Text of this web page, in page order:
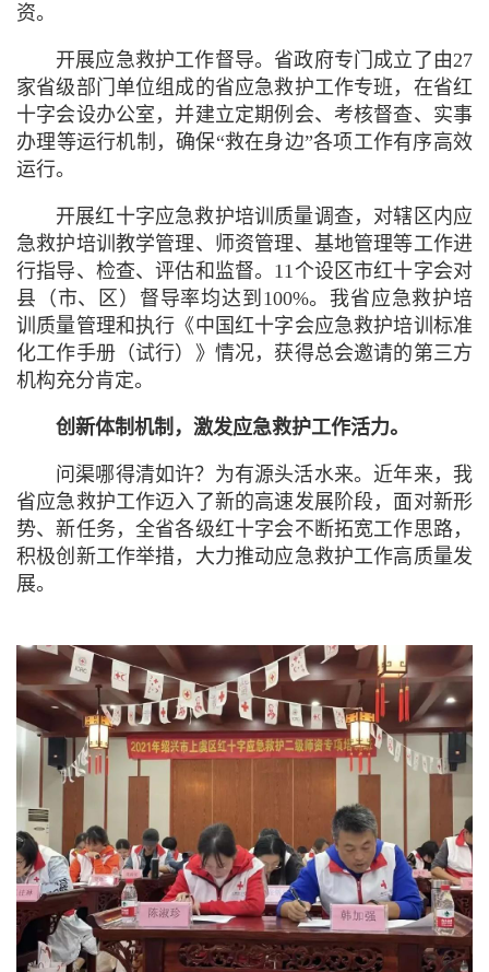
资。
开展应急救护工作督导。省政府专门成立了由27
家省级部门单位组成的省应急救护工作专班，在省红
十字会设办公室，并建立定期例会、考核督查、实事
办理等运行机制，确保“救在身边”各项工作有序高效
运行。
开展红十字应急救护培训质量调查，对辖区内应
急救护培训教学管理、师资管理、基地管理等工作进
行指导、检查、评估和监督。11个设区市红十字会对
县（市、区）督导率均达到100%。我省应急救护培
训质量管理和执行《中国红十字会应急救护培训标准
化工作手册（试行）》情况，获得总会邀请的第三方
机构充分肯定。
创新体制机制， 激发应急救护工作活力。
问渠哪得清如许？为有源头活水来。近年来，我
省应急救护工作迈入了新的高速发展阶段，面对新形
势、新任务，全省各级红十字会不断拓宽工作思路，
积极创新工作举措，大力推动应急救护工作高质量发
展。